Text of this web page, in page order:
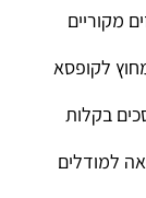
מקוריים
בקלות
למודלים